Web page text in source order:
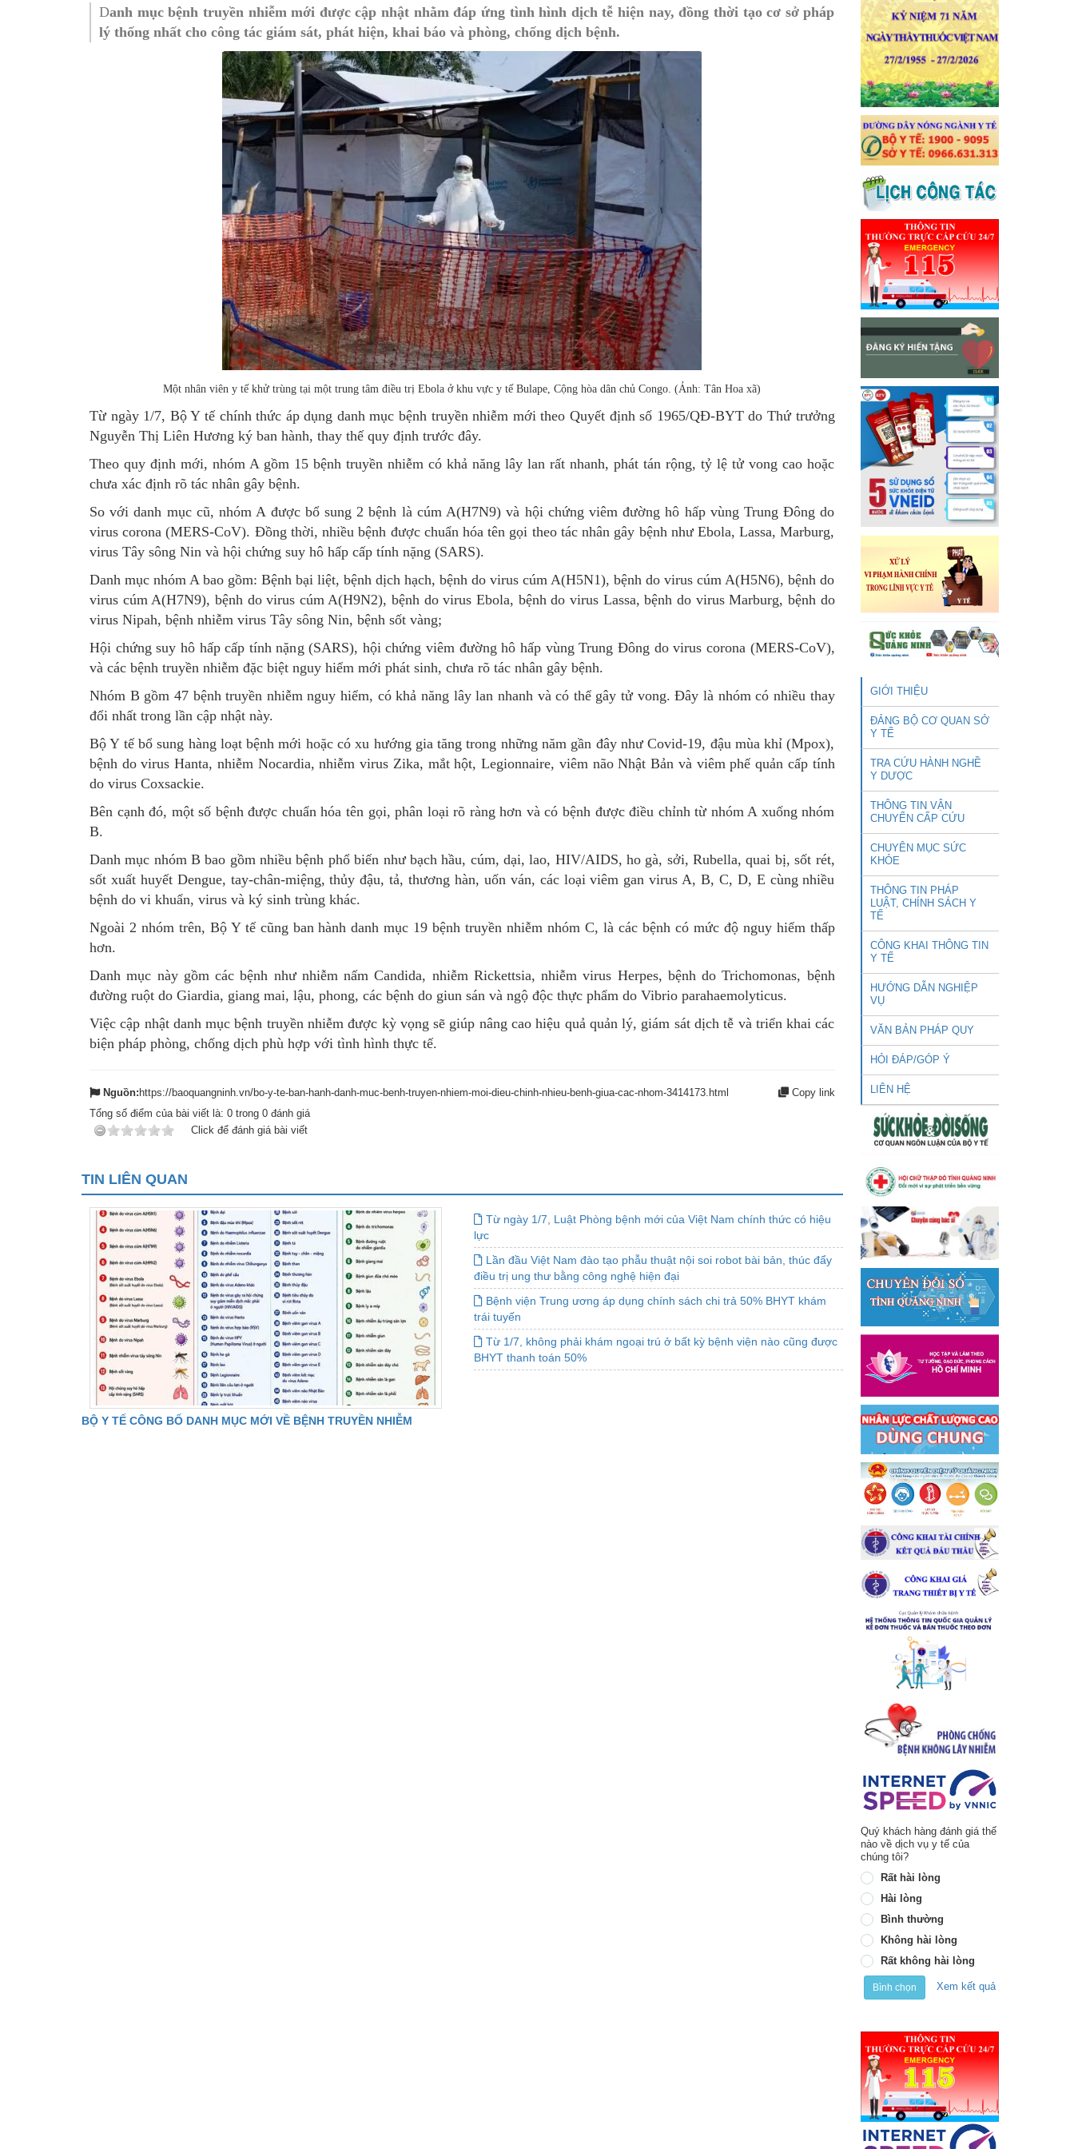
Nghiệp vụ Y
Nghiệp vụ Dược
Kế hoạch tài chính
Phòng Dân số và Phát triển
Phòng Bảo trợ xã hội và Trẻ em
Cơ quan, đơn vị trực thuộc
SƠ ĐỒ TỔ CHỨC BỘ MÁY
LỊCH SỬ Y TẾ QUẢNG NINH
QUY CHẾ LÀM VIỆC SỞ Y TẾ
Bảo hiểm Y tế
Phòng chống tệ nạn xã hội
An toàn vệ sinh thực phẩm
Khám chữa bệnh
Dược và Mỹ phẩm
Phòng bệnh
Tài chính kế toán
Trang thiết bị y tế
Tổ chức cán bộ
Giám định
Nghiên cứu KH & CNTT
Hiên mô, tạng
Danh mục bệnh truyền nhiễm mới được cập nhật nhằm đáp ứng tình hình dịch tễ hiện nay, đồng thời tạo cơ sở pháp
lý thống nhất cho công tác giám sát, phát hiện, khai báo và phòng, chống dịch bệnh.
Một nhân viên y tế khử trùng tại một trung tâm điều trị Ebola ở khu vực y tế Bulape, Cộng hòa dân chủ Congo. (Ảnh: Tân Hoa xã)
Từ ngày 1/7, Bộ Y tế chính thức áp dụng danh mục bệnh truyền nhiễm mới theo Quyết định số 1965/QĐ-BYT do Thứ trưởng
Nguyễn Thị Liên Hương ký ban hành, thay thế quy định trước đây.
Theo quy định mới, nhóm A gồm 15 bệnh truyền nhiễm có khả năng lây lan rất nhanh, phát tán rộng, tỷ lệ tử vong cao hoặc
chưa xác định rõ tác nhân gây bệnh.
So với danh mục cũ, nhóm A được bổ sung 2 bệnh là cúm A(H7N9) và hội chứng viêm đường hô hấp vùng Trung Đông do
virus corona (MERS-CoV). Đồng thời, nhiều bệnh được chuẩn hóa tên gọi theo tác nhân gây bệnh như Ebola, Lassa, Marburg,
virus Tây sông Nin và hội chứng suy hô hấp cấp tính nặng (SARS).
Danh mục nhóm A bao gồm: Bệnh bại liệt, bệnh dịch hạch, bệnh do virus cúm A(H5N1), bệnh do virus cúm A(H5N6), bệnh do
virus cúm A(H7N9), bệnh do virus cúm A(H9N2), bệnh do virus Ebola, bệnh do virus Lassa, bệnh do virus Marburg, bệnh do
virus Nipah, bệnh nhiễm virus Tây sông Nin, bệnh sốt vàng;
Hội chứng suy hô hấp cấp tính nặng (SARS), hội chứng viêm đường hô hấp vùng Trung Đông do virus corona (MERS-CoV),
và các bệnh truyền nhiễm đặc biệt nguy hiểm mới phát sinh, chưa rõ tác nhân gây bệnh.
Nhóm B gồm 47 bệnh truyền nhiễm nguy hiểm, có khả năng lây lan nhanh và có thể gây tử vong. Đây là nhóm có nhiều thay
đổi nhất trong lần cập nhật này.
Bộ Y tế bổ sung hàng loạt bệnh mới hoặc có xu hướng gia tăng trong những năm gần đây như Covid-19, đậu mùa khỉ (Mpox),
bệnh do virus Hanta, nhiễm Nocardia, nhiễm virus Zika, mắt hột, Legionnaire, viêm não Nhật Bản và viêm phế quản cấp tính
do virus Coxsackie.
Bên cạnh đó, một số bệnh được chuẩn hóa tên gọi, phân loại rõ ràng hơn và có bệnh được điều chỉnh từ nhóm A xuống nhóm
B.
Danh mục nhóm B bao gồm nhiều bệnh phổ biến như bạch hầu, cúm, dại, lao, HIV/AIDS, ho gà, sởi, Rubella, quai bị, sốt rét,
sốt xuất huyết Dengue, tay-chân-miệng, thủy đậu, tả, thương hàn, uốn ván, các loại viêm gan virus A, B, C, D, E cùng nhiều
bệnh do vi khuẩn, virus và ký sinh trùng khác.
Ngoài 2 nhóm trên, Bộ Y tế cũng ban hành danh mục 19 bệnh truyền nhiễm nhóm C, là các bệnh có mức độ nguy hiểm thấp
hơn.
Danh mục này gồm các bệnh như nhiễm nấm Candida, nhiễm Rickettsia, nhiễm virus Herpes, bệnh do Trichomonas, bệnh
đường ruột do Giardia, giang mai, lậu, phong, các bệnh do giun sán và ngộ độc thực phẩm do Vibrio parahaemolyticus.
Việc cập nhật danh mục bệnh truyền nhiễm được kỳ vọng sẽ giúp nâng cao hiệu quả quản lý, giám sát dịch tễ và triển khai các
biện pháp phòng, chống dịch phù hợp với tình hình thực tế.
Nguồn: https://baoquangninh.vn/bo-y-te-ban-hanh-danh-muc-benh-truyen-nhiem-moi-dieu-chinh-nhieu-benh-giua-cac-nhom-3414173.html
Copy link
Tổng số điểm của bài viết là: 0 trong 0 đánh giá
Click để đánh giá bài viết
TIN LIÊN QUAN
BỘ Y TẾ CÔNG BỐ DANH MỤC MỚI VỀ BỆNH TRUYỀN NHIỄM
Từ ngày 1/7, Luật Phòng bệnh mới của Việt Nam chính thức có hiệu
lực
Lần đầu Việt Nam đào tạo phẫu thuật nội soi robot bài bản, thúc đẩy
điều trị ung thư bằng công nghệ hiện đại
Bệnh viện Trung ương áp dụng chính sách chi trả 50% BHYT khám
trái tuyến
Từ 1/7, không phải khám ngoại trú ở bất kỳ bệnh viện nào cũng được
BHYT thanh toán 50%
GIỚI THIỆU
ĐẢNG BỘ CƠ QUAN SỞ
Y TẾ
TRA CỨU HÀNH NGHỀ
Y DƯỢC
THÔNG TIN VẬN
CHUYỂN CẤP CỨU
CHUYÊN MỤC SỨC
KHỎE
THÔNG TIN PHÁP
LUẬT, CHÍNH SÁCH Y
TẾ
CÔNG KHAI THÔNG TIN
Y TẾ
HƯỚNG DẪN NGHIỆP
VỤ
VĂN BẢN PHÁP QUY
HỎI ĐÁP/GÓP Ý
LIÊN HỆ
Quý khách hàng đánh giá thế
nào về dịch vụ y tế của
chúng tôi?
Rất hài lòng
Hài lòng
Bình thường
Không hài lòng
Rất không hài lòng
Bình chọn Xem kết quả